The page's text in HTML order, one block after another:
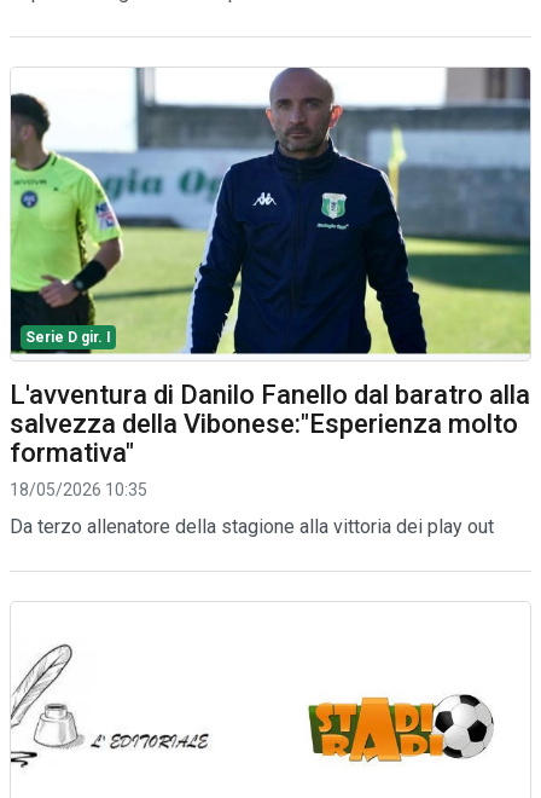
Serie D gir. I
L'avventura di Danilo Fanello dal baratro alla
salvezza della Vibonese:"Esperienza molto
formativa"
18/05/2026 10:35
Da terzo allenatore della stagione alla vittoria dei play out